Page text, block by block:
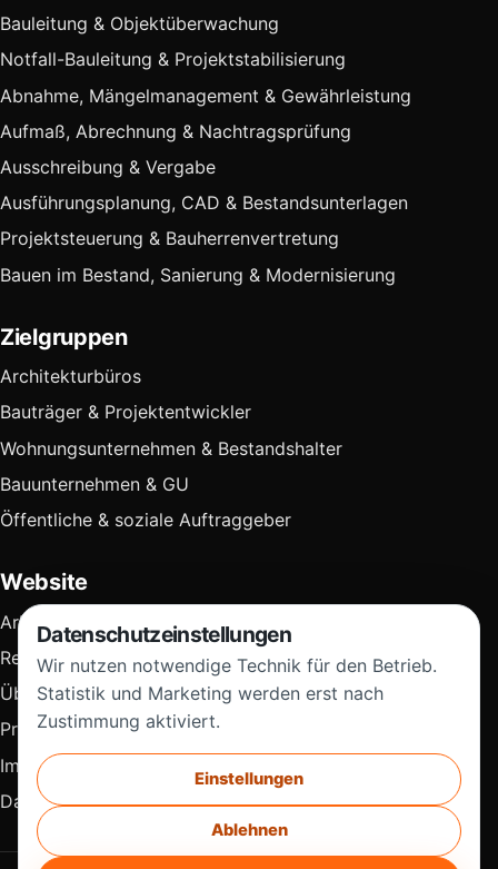
Bauleitung & Objektüberwachung
Notfall-Bauleitung & Projektstabilisierung
Abnahme, Mängelmanagement & Gewährleistung
Aufmaß, Abrechnung & Nachtragsprüfung
Ausschreibung & Vergabe
Ausführungsplanung, CAD & Bestandsunterlagen
Projektsteuerung & Bauherrenvertretung
Bauen im Bestand, Sanierung & Modernisierung
Zielgruppen
Architekturbüros
Bauträger & Projektentwickler
Wohnungsunternehmen & Bestandshalter
Bauunternehmen & GU
Öffentliche & soziale Auftraggeber
Website
Arbeitsweise K3
Referenzen
Über uns
Projekt anfragen
Impressum
Datenschutz
Datenschutzeinstellungen
Wir nutzen notwendige Technik für den Betrieb.
Statistik und Marketing werden erst nach
Zustimmung aktiviert.
Einstellungen
Ablehnen